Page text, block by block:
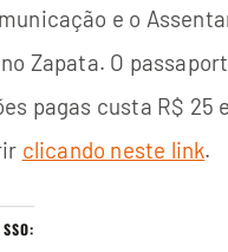
e o
Zapata. O
pagas custa R$ 25
clicando neste link.